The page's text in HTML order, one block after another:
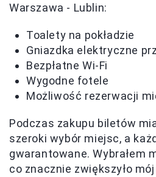
Warszawa - Lublin:
Toalety na pokładzie
Gniazdka elektryczne
Bezpłatne Wi-Fi
Wygodne fotele
Możliwość rezerwacji
Podczas zakupu biletów
szeroki wybór miejsc, a
gwarantowane. Wybrałem
co znacznie zwiększyło